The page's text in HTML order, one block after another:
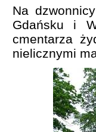
Na
Gdańsku i
cmentarza
nielicznymi